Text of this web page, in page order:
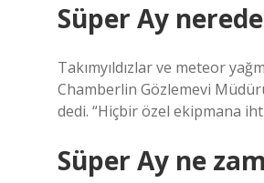
Süper Ay
Takımyıldızlar ve meteor
Chamberlin Gözlemevi
dedi. “Hiçbir özel ekipmana
Süper Ay ne